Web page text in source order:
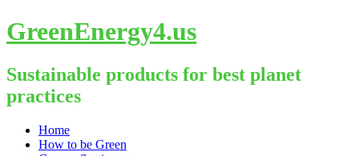
GreenEnergy4.us
Sustainable products for best planet
practices
Skip
Home
How to be Green